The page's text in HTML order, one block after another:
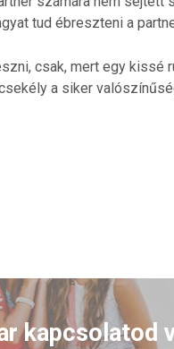
tud ébreszteni a
csak, mert egy kissé
a siker